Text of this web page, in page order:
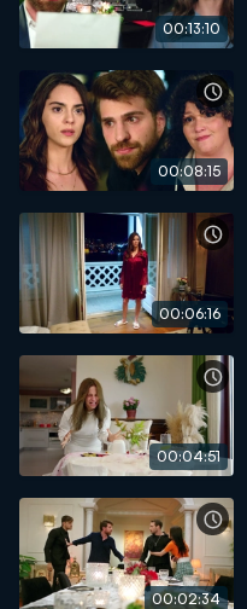
00:13:10
00:08:15
00:06:16
00:04:51
00:02:34